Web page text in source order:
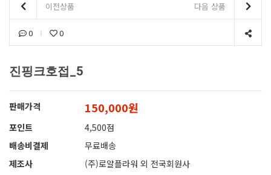
이전상품 다음 상품
0 0
진핑크호접_5
판매가격 150,000원
포인트
4,500점
배송비결제
무료배송
제조사
(주)로얄플라워 외 전국회원사